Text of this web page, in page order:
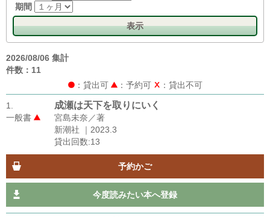
おすすめブ
ックリスト
のお知らせ
休館日カレ
ンダー
移動図書館
カレンダー
雑誌タイト
期間
表示
2026/08/06 集計
件数：11
：貸出可
：予約可 ：貸出不可
1.
一般書
成瀬は天下を取りにいく
宮島未奈／著
新潮社 ｜2023.3
貸出回数:13
予約かご
今度読みたい本へ登録